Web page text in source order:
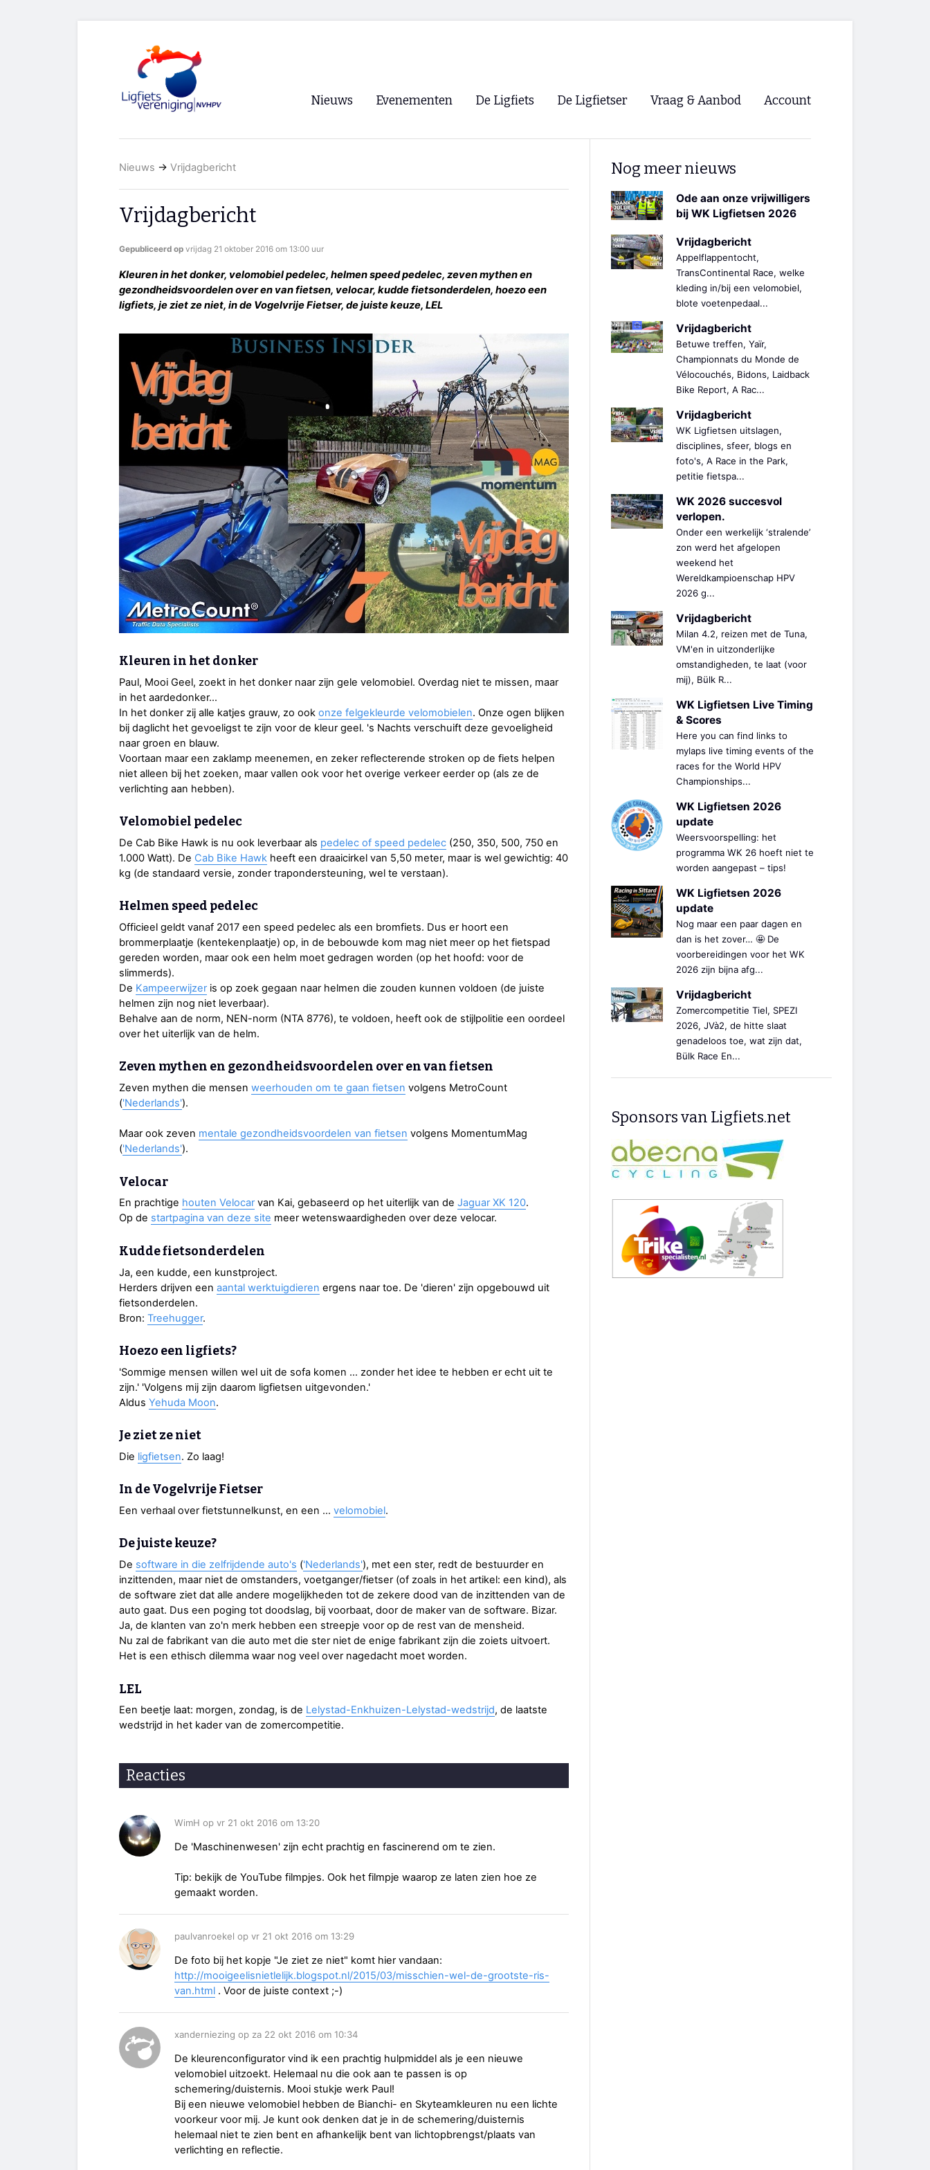
Nieuws Evenementen
WK Ligfietsen 2026
Oliebollentocht
De Ligfiets De Ligfietser
Ligfietsvereninging NVHPV
Lokale Fietsverenigingen
EHPVA & EuSupino 🡺
Forum ligfietsers.nl 🡺
Vraag & Aanbod Account
Nieuws → Vrijdagbericht
Vrijdagbericht
Gepubliceerd op vrijdag 21 oktober 2016 om 13:00 uur
Kleuren in het donker, velomobiel pedelec, helmen speed pedelec, zeven mythen en
gezondheidsvoordelen over en van fietsen, velocar, kudde fietsonderdelen, hoezo een
ligfiets, je ziet ze niet, in de Vogelvrije Fietser, de juiste keuze, LEL
Kleuren in het donker
Paul, Mooi Geel, zoekt in het donker naar zijn gele velomobiel. Overdag niet te missen, maar
in het aardedonker…
In het donker zij alle katjes grauw, zo ook onze felgekleurde velomobielen. Onze ogen blijken
bij daglicht het gevoeligst te zijn voor de kleur geel. 's Nachts verschuift deze gevoeligheid
naar groen en blauw.
Voortaan maar een zaklamp meenemen, en zeker reflecterende stroken op de fiets helpen
niet alleen bij het zoeken, maar vallen ook voor het overige verkeer eerder op (als ze de
verlichting aan hebben).
Velomobiel pedelec
De Cab Bike Hawk is nu ook leverbaar als pedelec of speed pedelec (250, 350, 500, 750 en
1.000 Watt). De Cab Bike Hawk heeft een draaicirkel van 5,50 meter, maar is wel gewichtig: 40
kg (de standaard versie, zonder trapondersteuning, wel te verstaan).
Helmen speed pedelec
Officieel geldt vanaf 2017 een speed pedelec als een bromfiets. Dus er hoort een
brommerplaatje (kentekenplaatje) op, in de bebouwde kom mag niet meer op het fietspad
gereden worden, maar ook een helm moet gedragen worden (op het hoofd: voor de
slimmerds).
De Kampeerwijzer is op zoek gegaan naar helmen die zouden kunnen voldoen (de juiste
helmen zijn nog niet leverbaar).
Behalve aan de norm, NEN-norm (NTA 8776), te voldoen, heeft ook de stijlpolitie een oordeel
over het uiterlijk van de helm.
Zeven mythen en gezondheidsvoordelen over en van fietsen
Zeven mythen die mensen weerhouden om te gaan fietsen volgens MetroCount
('Nederlands').
Maar ook zeven mentale gezondheidsvoordelen van fietsen volgens MomentumMag
('Nederlands').
Velocar
En prachtige houten Velocar van Kai, gebaseerd op het uiterlijk van de Jaguar XK 120.
Op de startpagina van deze site meer wetenswaardigheden over deze velocar.
Kudde fietsonderdelen
Ja, een kudde, een kunstproject.
Herders drijven een aantal werktuigdieren ergens naar toe. De 'dieren' zijn opgebouwd uit
fietsonderdelen.
Bron: Treehugger.
Hoezo een ligfiets?
'Sommige mensen willen wel uit de sofa komen … zonder het idee te hebben er echt uit te
zijn.' 'Volgens mij zijn daarom ligfietsen uitgevonden.'
Aldus Yehuda Moon.
Je ziet ze niet
Die ligfietsen. Zo laag!
In de Vogelvrije Fietser
Een verhaal over fietstunnelkunst, en een … velomobiel.
De juiste keuze?
De software in die zelfrijdende auto's ('Nederlands'), met een ster, redt de bestuurder en
inzittenden, maar niet de omstanders, voetganger/fietser (of zoals in het artikel: een kind), als
de software ziet dat alle andere mogelijkheden tot de zekere dood van de inzittenden van de
auto gaat. Dus een poging tot doodslag, bij voorbaat, door de maker van de software. Bizar.
Ja, de klanten van zo'n merk hebben een streepje voor op de rest van de mensheid.
Nu zal de fabrikant van die auto met die ster niet de enige fabrikant zijn die zoiets uitvoert.
Het is een ethisch dilemma waar nog veel over nagedacht moet worden.
LEL
Een beetje laat: morgen, zondag, is de Lelystad-Enkhuizen-Lelystad-wedstrijd, de laatste
wedstrijd in het kader van de zomercompetitie.
Reacties
WimH op vr 21 okt 2016 om 13:20
De 'Maschinenwesen' zijn echt prachtig en fascinerend om te zien.
Tip: bekijk de YouTube filmpjes. Ook het filmpje waarop ze laten zien hoe ze
gemaakt worden.
paulvanroekel op vr 21 okt 2016 om 13:29
De foto bij het kopje "Je ziet ze niet" komt hier vandaan:
http://mooigeelisnietlelijk.blogspot.nl/2015/03/misschien-wel-de-grootste-ris-
van.html . Voor de juiste context ;-)
xanderniezing op za 22 okt 2016 om 10:34
De kleurenconfigurator vind ik een prachtig hulpmiddel als je een nieuwe
velomobiel uitzoekt. Helemaal nu die ook aan te passen is op
schemering/duisternis. Mooi stukje werk Paul!
Bij een nieuwe velomobiel hebben de Bianchi- en Skyteamkleuren nu een lichte
voorkeur voor mij. Je kunt ook denken dat je in de schemering/duisternis
helemaal niet te zien bent en afhankelijk bent van lichtopbrengst/plaats van
verlichting en reflectie.
Nog meer nieuws
Ode aan onze vrijwilligers
bij WK Ligfietsen 2026
Vrijdagbericht
Appelflappentocht,
TransContinental Race, welke
kleding in/bij een velomobiel,
blote voetenpedaal...
Vrijdagbericht
Betuwe treffen, Yaïr,
Championnats du Monde de
Vélocouchés, Bidons, Laidback
Bike Report, A Rac...
Vrijdagbericht
WK Ligfietsen uitslagen,
disciplines, sfeer, blogs en
foto's, A Race in the Park,
petitie fietspa...
WK 2026 succesvol
verlopen.
Onder een werkelijk ‘stralende’
zon werd het afgelopen
weekend het
Wereldkampioenschap HPV
2026 g...
Vrijdagbericht
Milan 4.2, reizen met de Tuna,
VM'en in uitzonderlijke
omstandigheden, te laat (voor
mij), Bülk R...
WK Ligfietsen Live Timing
& Scores
Here you can find links to
mylaps live timing events of the
races for the World HPV
Championships...
WK Ligfietsen 2026
update
Weersvoorspelling: het
programma WK 26 hoeft niet te
worden aangepast – tips!
WK Ligfietsen 2026
update
Nog maar een paar dagen en
dan is het zover… 🤩 De
voorbereidingen voor het WK
2026 zijn bijna afg...
Vrijdagbericht
Zomercompetitie Tiel, SPEZI
2026, JVà2, de hitte slaat
genadeloos toe, wat zijn dat,
Bülk Race En...
Sponsors van Ligfiets.net